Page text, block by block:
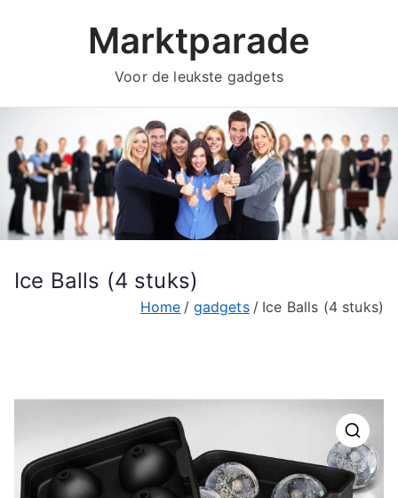
Marktparade
Voor de leukste gadgets
Ice Balls (4 stuks)
Home gadgets Ice Balls (4 stuks)
🔍